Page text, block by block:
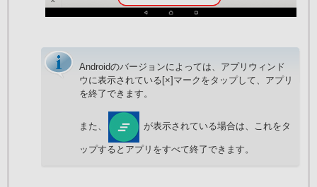
Androidのバージョンによっては、アプリウィンド
ウに表示されている[×]マークをタップして、アプリ
を終了できます。
また、 が表示されている場合は、これをタ
ップするとアプリをすべて終了できます。